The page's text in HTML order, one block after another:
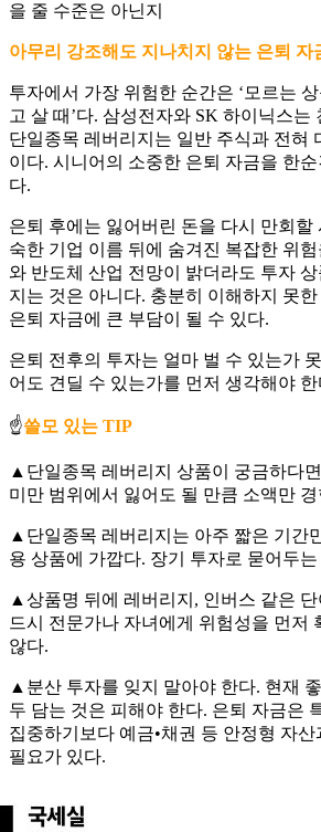
을 줄 수준은 아닌지
아무리 강조해도 지나치지 않는 은퇴 자
투자에서 가장 위험한 순간은 ‘모르는
고 살 때’다. 삼성전자와 SK 하이닉스는
단일종목 레버리지는 일반 주식과 전혀
이다. 시니어의 소중한 은퇴 자금을 한
다.
은퇴 후에는 잃어버린 돈을 다시 만회할
숙한 기업 이름 뒤에 숨겨진 복잡한 위
와 반도체 산업 전망이 밝더라도 투자
지는 것은 아니다. 충분히 이해하지 못
은퇴 자금에 큰 부담이 될 수 있다.
은퇴 전후의 투자는 얼마 벌 수 있는가
어도 견딜 수 있는가를 먼저 생각해야 한
☝️쓸모 있는 TIP
▲단일종목 레버리지 상품이 궁금하다
미만 범위에서 잃어도 될 만큼 소액만
▲단일종목 레버리지는 아주 짧은 기간
용 상품에 가깝다. 장기 투자로 묻어두
▲상품명 뒤에 레버리지, 인버스 같은
드시 전문가나 자녀에게 위험성을 먼저
않다.
▲분산 투자를 잊지 말아야 한다. 현재
두 담는 것은 피해야 한다. 은퇴 자금은
집중하기보다 예금•채권 등 안정형 자
필요가 있다.